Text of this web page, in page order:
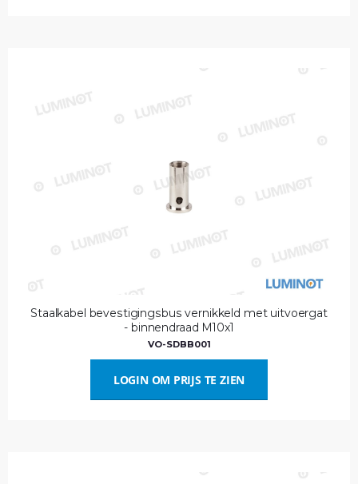
Staalkabel bevestigingsbus vernikkeld met uitvoergat
- binnendraad M10x1
VO-SDBB001
LOGIN OM PRIJS TE ZIEN